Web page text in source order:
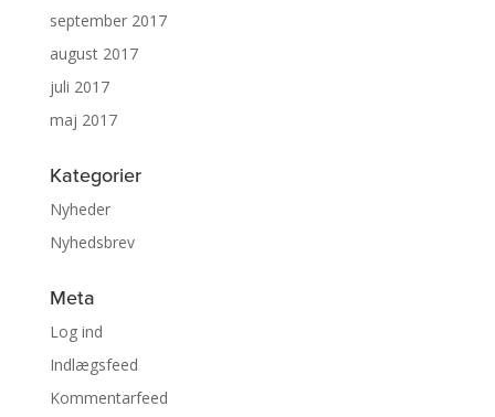
september 2017
august 2017
juli 2017
maj 2017
Kategorier
Nyheder
Nyhedsbrev
Meta
Log ind
Indlægsfeed
Kommentarfeed